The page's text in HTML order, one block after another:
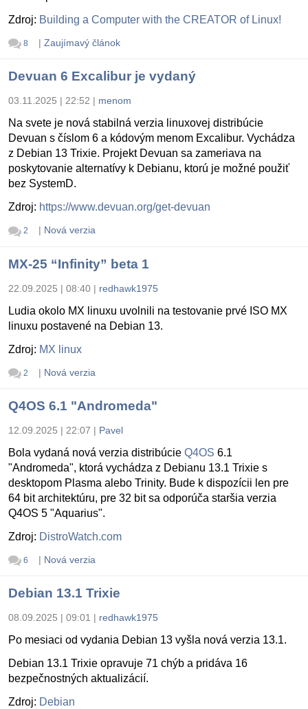
Zdroj: Building a Computer with the CREATOR of Linux!
8 | Zaujímavý článok
Devuan 6 Excalibur je vydaný
03.11.2025 | 22:52 | menom
Na svete je nová stabilná verzia linuxovej distribúcie
Devuan s číslom 6 a kódovým menom Excalibur. Vychádza
z Debian 13 Trixie. Projekt Devuan sa zameriava na
poskytovanie alternatívy k Debianu, ktorú je možné použiť
bez SystemD.
Zdroj: https://www.devuan.org/get-devuan
2 | Nová verzia
MX-25 “Infinity” beta 1
22.09.2025 | 08:40 | redhawk1975
Ludia okolo MX linuxu uvolnili na testovanie prvé ISO MX
linuxu postavené na Debian 13.
Zdroj: MX linux
2 | Nová verzia
Q4OS 6.1 "Andromeda"
12.09.2025 | 22:07 | Pavel
Bola vydaná nová verzia distribúcie Q4OS 6.1
"Andromeda", ktorá vychádza z Debianu 13.1 Trixie s
desktopom Plasma alebo Trinity. Bude k dispozícii len pre
64 bit architektúru, pre 32 bit sa odporúča staršia verzia
Q4OS 5 "Aquarius".
Zdroj: DistroWatch.com
6 | Nová verzia
Debian 13.1 Trixie
08.09.2025 | 09:01 | redhawk1975
Po mesiaci od vydania Debian 13 vyšla nová verzia 13.1.
Debian 13.1 Trixie opravuje 71 chýb a pridáva 16
bezpečnostných aktualizácií.
Zdroj: Debian